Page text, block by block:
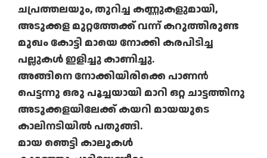
ചപ്രത്തലയും, തുറിച്ച കണ്ണുകളുമായി,
അടുക്കള മുറ്റത്തേക്ക് വന്ന് കറുത്തിരുണ്ട
മുഖം കോട്ടി മാ‍യെ നോക്കി കരപിടിച്ച
പല്ലുകൾ ഇളിച്ചു കാണിച്ചു.
അങ്ങിനെ നോക്കിയിരിക്കെ പാണൻ
പെട്ടന്നു ഒരു പൂച്ചയായി മാറി ഒറ്റ ചാട്ടത്തിനു
അടുക്കളയിലേക്ക് കയറി മായയുടെ
കാലിനടിയിൽ പതുങ്ങി.
മായ ഞെട്ടി കാലുകൾ